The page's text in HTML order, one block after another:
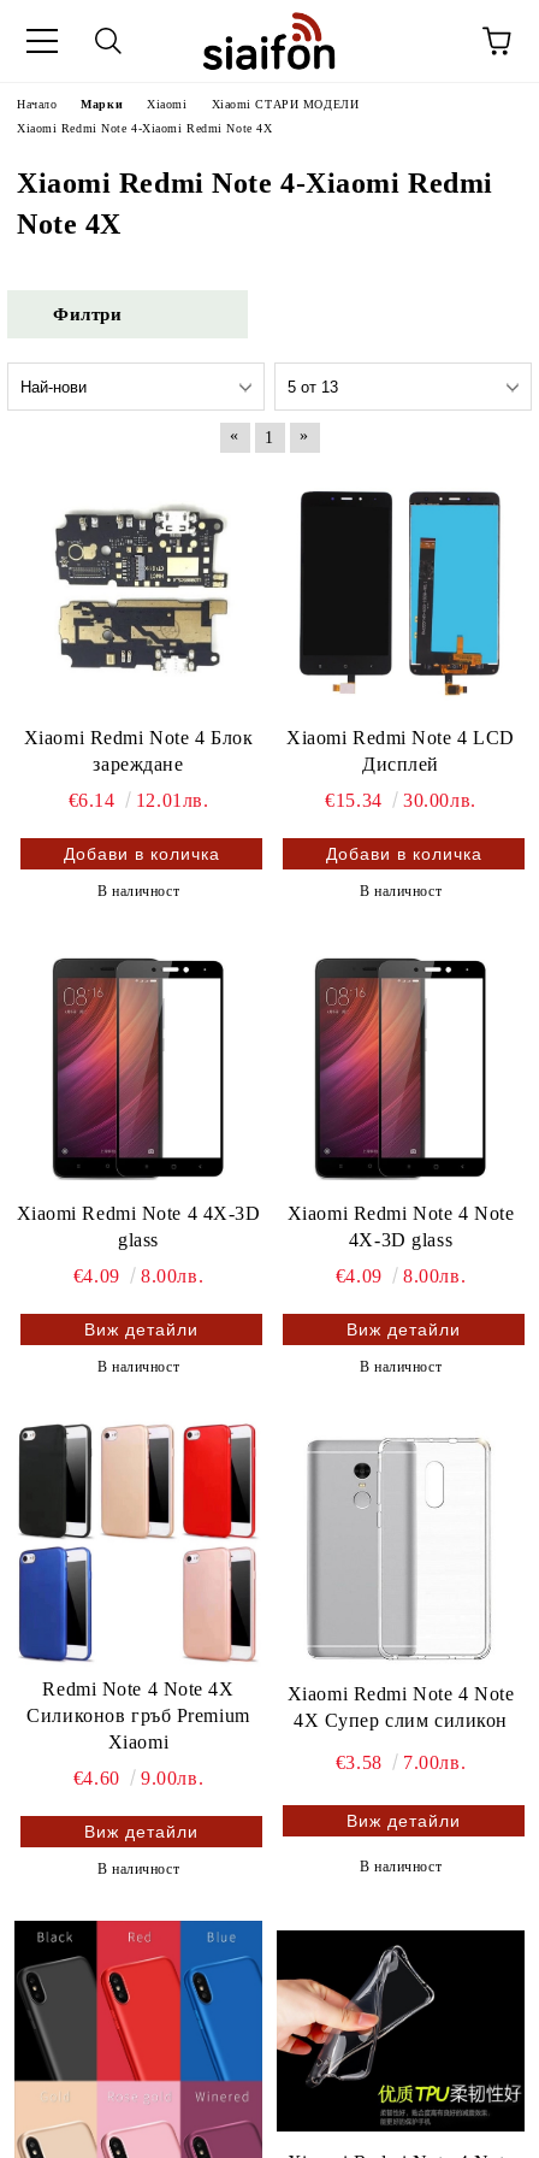
Начало Марки Xiaomi
Xiaomi СТАРИ МОДЕЛИ
Xiaomi Redmi Note 4-Xiaomi Redmi Note 4X
Xiaomi Redmi Note 4-Xiaomi Redmi
Note 4X
Филтри
« 1 »
Xiaomi Redmi Note 4 Блок
зареждане
€6.14
12.01лв.
В наличност
Xiaomi Redmi Note 4 LCD
Дисплей
€15.34
30.00лв.
В наличност
Xiaomi Redmi Note 4 4X-3D
glass
€4.09
8.00лв.
Виж детайли
В наличност
Xiaomi Redmi Note 4 Note
4X-3D glass
€4.09
8.00лв.
Виж детайли
В наличност
Redmi Note 4 Note 4X
Силиконов гръб Premium
Xiaomi
€4.60
9.00лв.
Виж детайли
В наличност
Xiaomi Redmi Note 4 Note
4X Супер слим силикон
€3.58 7.00лв.
Виж детайли
В наличност